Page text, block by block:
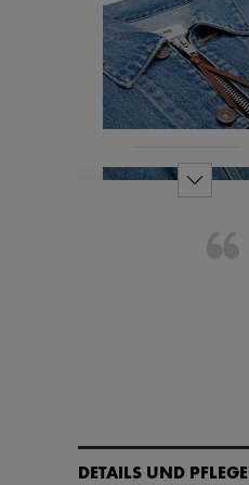
DETAILS UND PFLEGE